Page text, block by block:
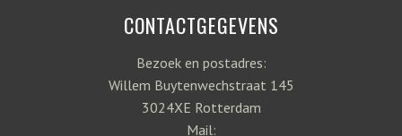
CONTACTGEGEVENS
Bezoek en postadres:
Willem Buytenwechstraat 145
3024XE Rotterdam
Mail: